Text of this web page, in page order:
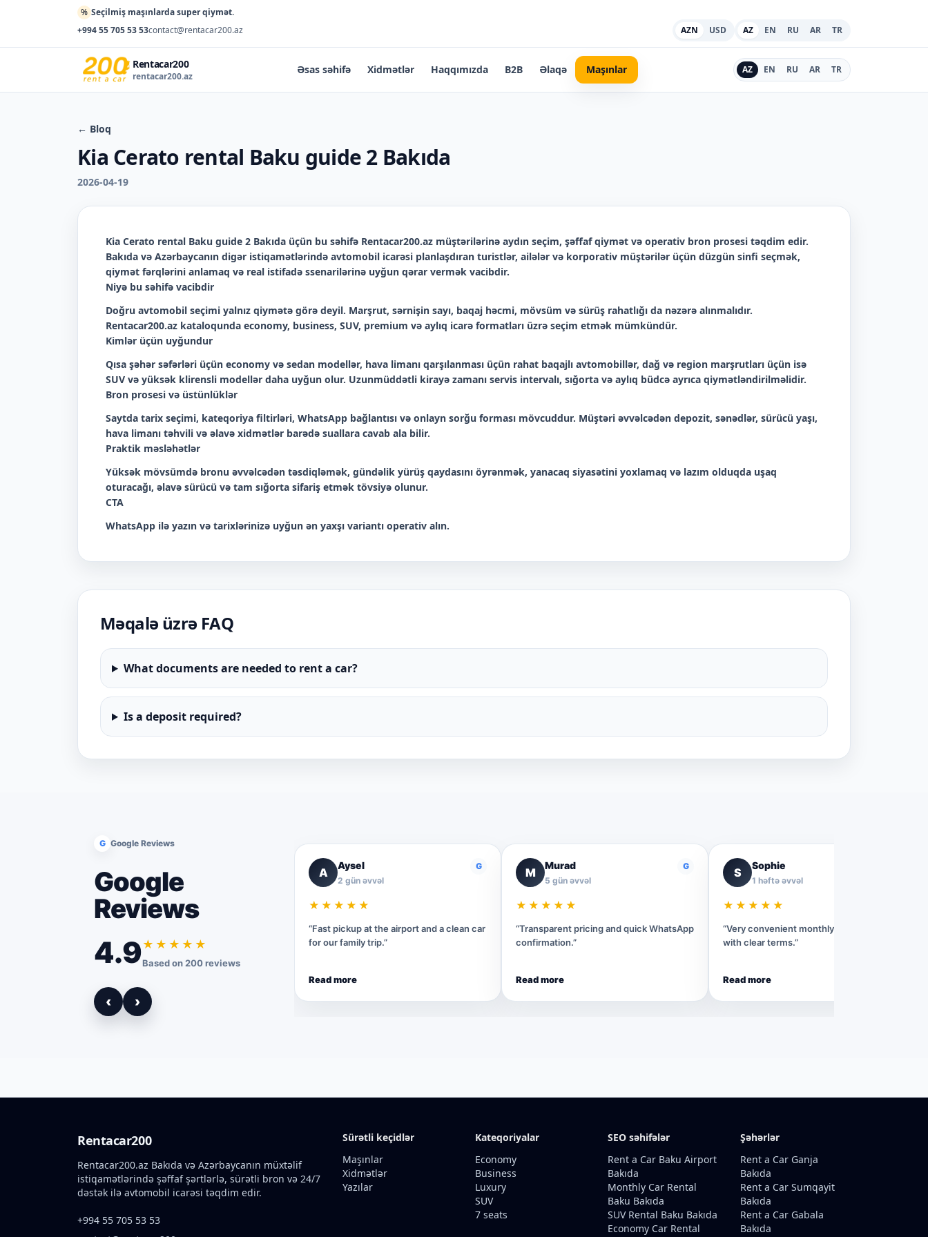
% Seçilmiş maşınlarda super qiymət.
+994 55 705 53 53contact@rentacar200.az AZN USD AZ EN RU AR TR
Rentacar200
rentacar200.az
Əsas səhifə Xidmətlər Haqqımızda B2B Əlaqə Maşınlar AZ EN RU AR TR
← Bloq
Kia Cerato rental Baku guide 2 Bakıda
2026-04-19
Kia Cerato rental Baku guide 2 Bakıda üçün bu səhifə Rentacar200.az müştərilərinə aydın seçim, şəffaf qiymət və operativ bron prosesi təqdim edir.
Bakıda və Azərbaycanın digər istiqamətlərində avtomobil icarəsi planlaşdıran turistlər, ailələr və korporativ müştərilər üçün düzgün sinfi seçmək,
qiymət fərqlərini anlamaq və real istifadə ssenarilərinə uyğun qərar vermək vacibdir.
Niyə bu səhifə vacibdir
Doğru avtomobil seçimi yalnız qiymətə görə deyil. Marşrut, sərnişin sayı, baqaj həcmi, mövsüm və sürüş rahatlığı da nəzərə alınmalıdır.
Rentacar200.az kataloqunda economy, business, SUV, premium və aylıq icarə formatları üzrə seçim etmək mümkündür.
Kimlər üçün uyğundur
Qısa şəhər səfərləri üçün economy və sedan modellər, hava limanı qarşılanması üçün rahat baqajlı avtomobillər, dağ və region marşrutları üçün isə
SUV və yüksək klirensli modellər daha uyğun olur. Uzunmüddətli kirayə zamanı servis intervalı, sığorta və aylıq büdcə ayrıca qiymətləndirilməlidir.
Bron prosesi və üstünlüklər
Saytda tarix seçimi, kateqoriya filtirləri, WhatsApp bağlantısı və onlayn sorğu forması mövcuddur. Müştəri əvvəlcədən depozit, sənədlər, sürücü yaşı,
hava limanı təhvili və əlavə xidmətlər barədə suallara cavab ala bilir.
Praktik məsləhətlər
Yüksək mövsümdə bronu əvvəlcədən təsdiqləmək, gündəlik yürüş qaydasını öyrənmək, yanacaq siyasətini yoxlamaq və lazım olduqda uşaq
oturacağı, əlavə sürücü və tam sığorta sifariş etmək tövsiyə olunur.
CTA
WhatsApp ilə yazın və tarixlərinizə uyğun ən yaxşı variantı operativ alın.
Məqalə üzrə FAQ
What documents are needed to rent a car?
Is a deposit required?
G Google Reviews
Google
Reviews
4.9★★★★★
Based on 200 reviews
‹ ›
A
Aysel
2 gün əvvəl
G
★★★★★
“Fast pickup at the airport and a clean car
for our family trip.”
Read more
M
Murad
5 gün əvvəl
G
★★★★★
“Transparent pricing and quick WhatsApp
confirmation.”
Read more
S
Sophie
1 həftə əvvəl
★★★★★
“Very convenient monthly rental process
with clear terms.”
Read more
Rentacar200
Rentacar200.az Bakıda və Azərbaycanın müxtəlif
istiqamətlərində şəffaf şərtlərlə, sürətli bron və 24/7
dəstək ilə avtomobil icarəsi təqdim edir.
+994 55 705 53 53
Sürətli keçidlər
Maşınlar
Xidmətlər
Yazılar
Kateqoriyalar
Economy
Business
Luxury
SUV
7 seats
SEO səhifələr
Rent a Car Baku Airport
Bakıda
Monthly Car Rental
Baku Bakıda
SUV Rental Baku Bakıda
Economy Car Rental
Şəhərlər
Rent a Car Ganja
Bakıda
Rent a Car Sumqayit
Bakıda
Rent a Car Gabala
Bakıda